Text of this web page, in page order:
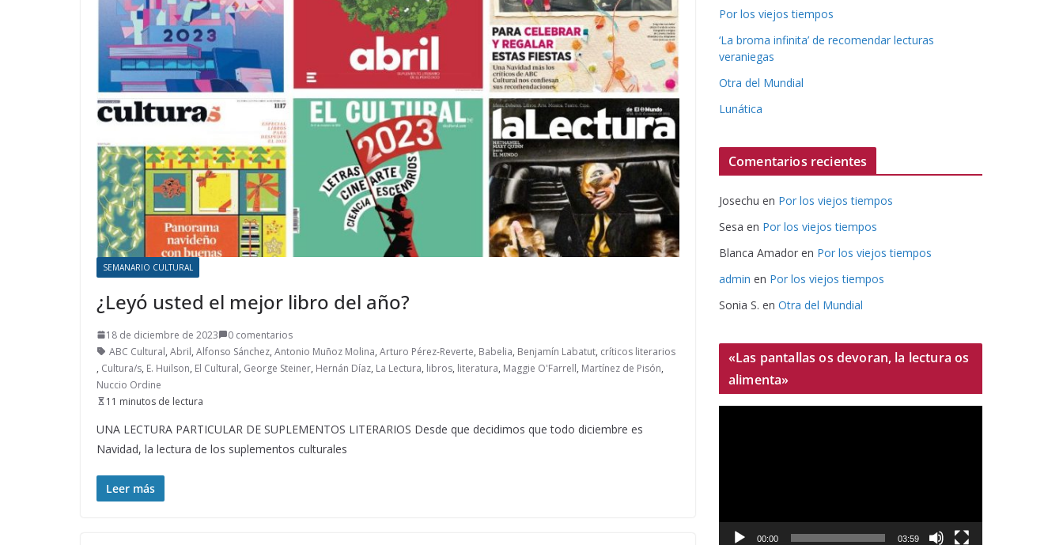
SEMANARIO CULTURAL
¿Leyó usted el mejor libro del año?
18 de diciembre de 2023
0 comentarios
ABC Cultural, Abril, Alfonso Sánchez, Antonio Muñoz Molina, Arturo Pérez-Reverte, Babelia, Benjamín Labatut, críticos literarios
, Cultura/s, E. Huilson, El Cultural, George Steiner, Hernán Díaz, La Lectura, libros, literatura, Maggie O'Farrell, Martínez de Pisón,
Nuccio Ordine
11 minutos de lectura
UNA LECTURA PARTICULAR DE SUPLEMENTOS LITERARIOS Desde que decidimos que todo diciembre es
Navidad, la lectura de los suplementos culturales
Leer más
Por los viejos tiempos
‘La broma infinita’ de recomendar lecturas
veraniegas
Otra del Mundial
Lunática
Comentarios recientes
Josechu en Por los viejos tiempos
Sesa en Por los viejos tiempos
Blanca Amador en Por los viejos tiempos
admin en Por los viejos tiempos
Sonia S. en Otra del Mundial
«Las pantallas os devoran, la lectura os
alimenta»
00:00 03:59